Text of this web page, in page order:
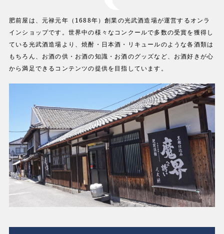
肥前屋は、元禄元年（1688年）創業の光武酒造場が運営するオンラ
インショップです。世界中の様々なコンクールで多数の受賞を獲得し
ている光武酒造場より、焼酎・日本酒・リキュールのような各酒類は
もちろん、お酒の供・お酒の知識・お酒のグッズなど、お酒好きが心
から満足できるコンテンツの提供を目指しています。